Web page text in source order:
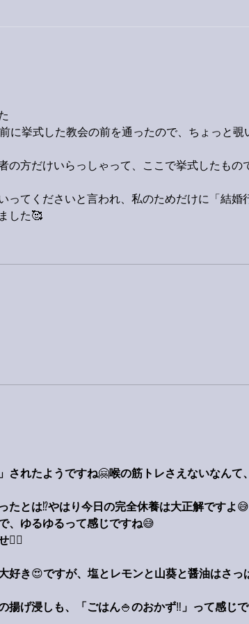
に挙式した教会の前を通ったので、ちょっと覗
の方だけいらっしゃって、ここで挙式したもの
ってくださいと言われ、私のためだけに「結婚
した🥰
されたようですね🤗喉の筋トレさえないなんて
たとは⁉️やはり今日の完全休養は大正解ですよ😅
、ゆるゆるって感じですね😅
🙋‍♂️
好き😍ですが、塩とレモンと山葵と醤油はさっ
揚げ浸しも、「ごはん🍚のおかず‼️」って感じ